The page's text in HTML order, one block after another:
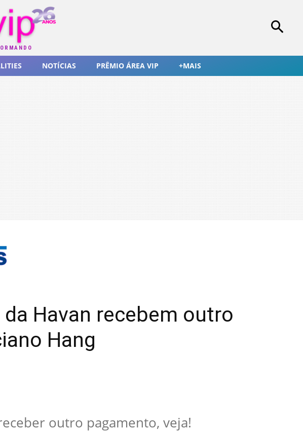
NOTÍCIAS PRÊMIO ÁREA VIP +MAIS
Havan recebem outro
Hang
outro pagamento, veja!